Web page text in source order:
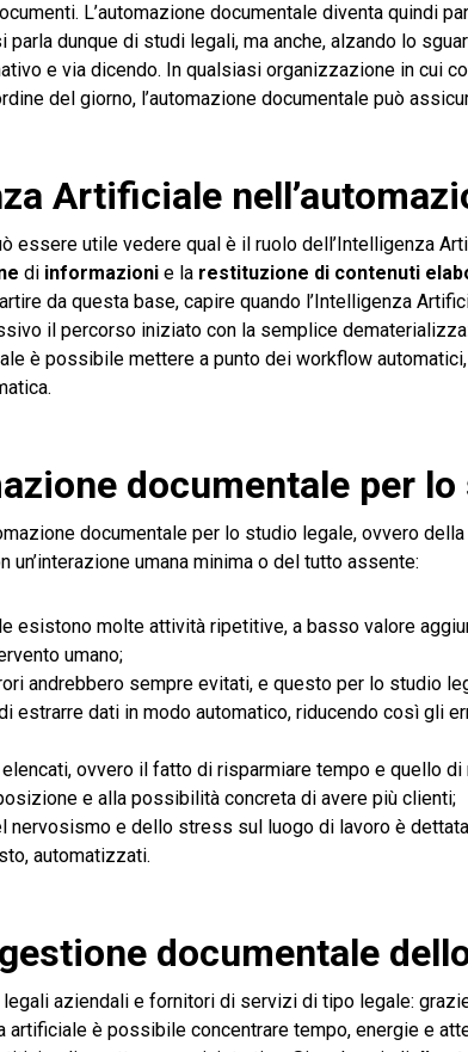
L’automazione documentale diventa quindi
dunque di studi legali, ma anche, alzando lo
e via dicendo. In qualsiasi organizzazione in cui
del giorno, l’automazione documentale può
Artificiale
essere utile vedere qual è il ruolo dell’Intelligenza
di informazioni e la restituzione di contenuti
da questa base, capire quando l’Intelligenza
il percorso iniziato con la semplice
è possibile mettere a punto dei workflow
documentale per
documentale per lo studio legale, ovvero
umana minima o del tutto assente:
esistono molte attività ripetitive, a basso valore
umano;
andrebbero sempre evitati, e questo per lo studio
estrarre dati in modo automatico, riducendo così gli
ovvero il fatto di risparmiare tempo e quello
e alla possibilità concreta di avere più clienti;
nervosismo e dello stress sul luogo di lavoro è
automatizzati.
documentale
aziendali e fornitori di servizi di tipo legale:
artificiale è possibile concentrare tempo, energie e